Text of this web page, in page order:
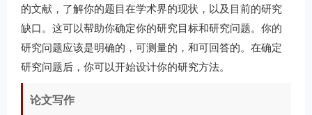
的文献，了解你的题目在学术界的现状，以及目前的研究
缺口。这可以帮助你确定你的研究目标和研究问题。你的
研究问题应该是明确的，可测量的，和可回答的。在确定
研究问题后，你可以开始设计你的研究方法。
论文写作